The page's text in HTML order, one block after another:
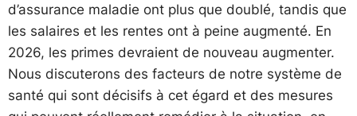
d’assurance maladie ont plus que doublé, tandis que
les salaires et les rentes ont à peine augmenté. En
2026, les primes devraient de nouveau augmenter.
Nous discuterons des facteurs de notre système de
santé qui sont décisifs à cet égard et des mesures